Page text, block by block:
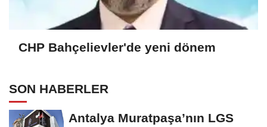
CHP Bahçelievler'de yeni dönem
SON HABERLER
Antalya Muratpaşa’nın LGS